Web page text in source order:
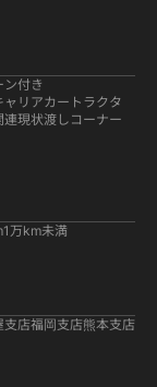
ン付き
ャリアカー トラクタ
連現状渡しコーナー
1万km未満
支店福岡支店熊本支店